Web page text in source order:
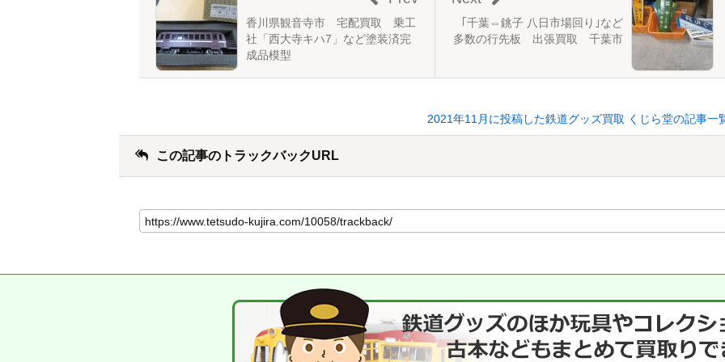
｢千葉⇔銚子 八日市場回り｣など
多数の行先板 出張買取 千葉市
香川県観音寺市 宅配買取 乗工
社「西大寺キハ7」など塗装済完
成品模型
2021年11月に投稿した鉄道グッズ買取 くじら堂の記事一
この記事のトラックバックURL